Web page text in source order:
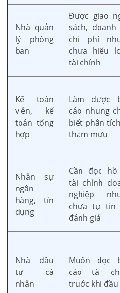
Nhà quản
lý phòng
ban
Được giao
sách, doanh
chi phí
chưa hiểu
tài chính
Kế toán
viên, kế
toán tổng
hợp
Làm được
cáo nhưng
biết phân
tham mưu
Nhân sự
ngân
hàng, tín
dụng
Cần đọc
tài chính
nghiệp
chưa tự tin
đánh giá
Nhà đầu
tư cá
nhân
Muốn đọc
cáo tài
trước khi